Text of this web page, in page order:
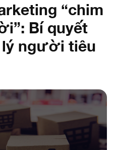
“chim
Bí quyết
người tiêu